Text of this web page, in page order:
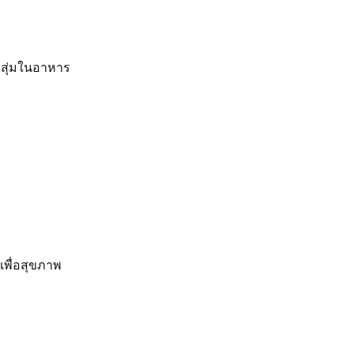
มในอาหาร
พื่อสุขภาพ